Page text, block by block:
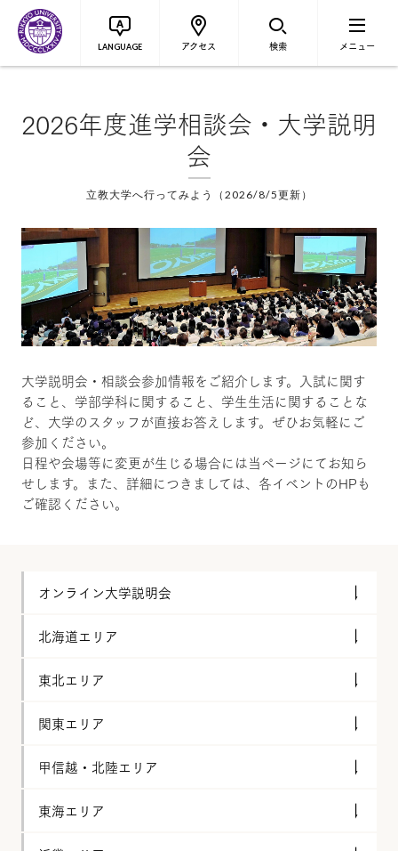
LANGUAGE アクセス 検索 メニュー
2026年度進学相談会・大学説明
会
立教大学へ行ってみよう（2026/8/5更新）
大学説明会・相談会参加情報をご紹介します。入試に関す
ること、学部学科に関すること、学生生活に関することな
ど、大学のスタッフが直接お答えします。ぜひお気軽にご
参加ください。
日程や会場等に変更が生じる場合には当ページにてお知ら
せします。また、詳細につきましては、各イベントのHPも
ご確認ください。
オンライン大学説明会
北海道エリア
東北エリア
関東エリア
甲信越・北陸エリア
東海エリア